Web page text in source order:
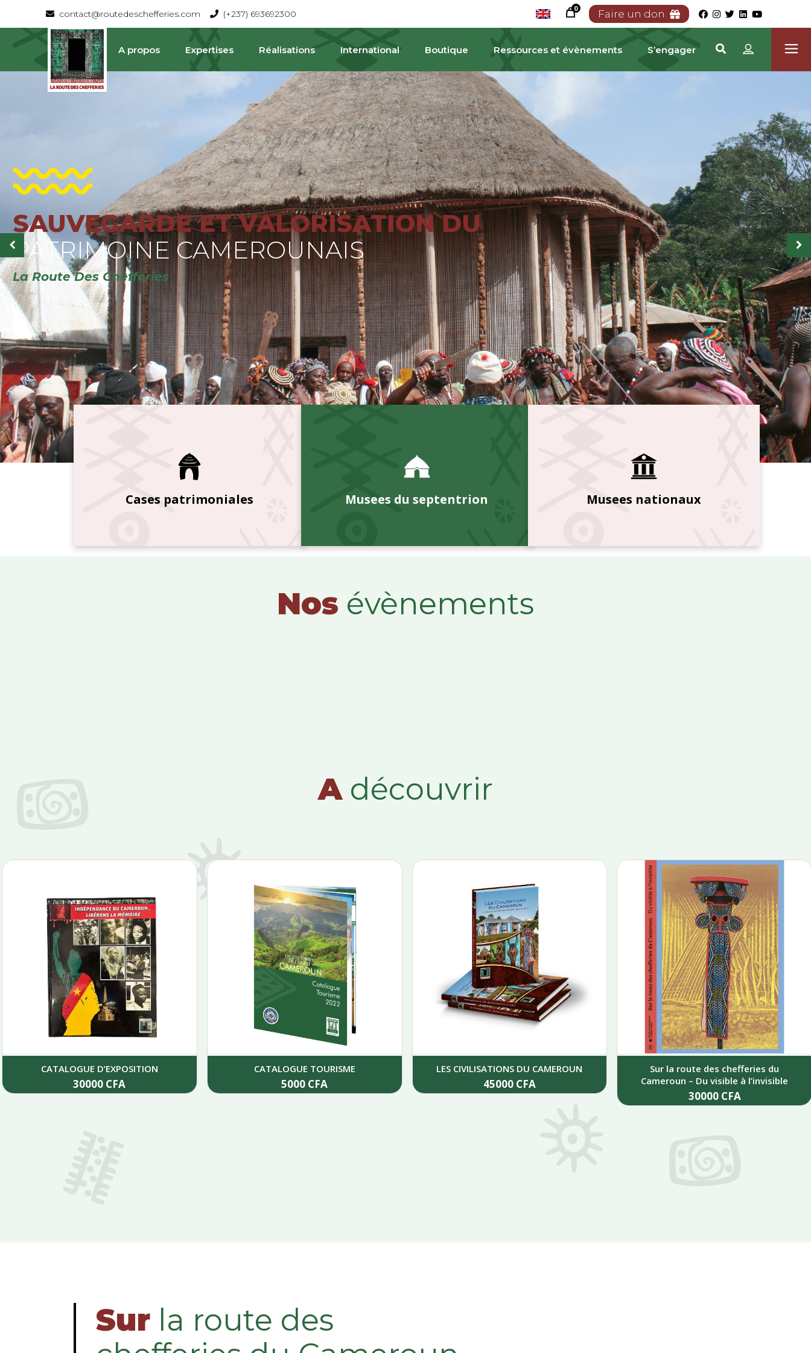
contact@routedeschefferies.com (+237) 693692300
0 Faire un don
A propos Expertises Réalisations International Boutique Ressources et évènements S’engager
SAUVEGARDE ET VALORISATION DU
La Route Des Chefferies
PATRIMOINE
Cases patrimoniales Musees du septentrion Musees nationaux
Nos évènements
Adécouvrir
CATALOGUE D’EXPOSITION
30000 CFA
CATALOGUE TOURISME
5000 CFA
LES CIVILISATIONS DU CAMEROUN
45000 CFA
Sur la route des chefferies du
Cameroun – Du visible à l’invisible
30000 CFA
Sur la route des